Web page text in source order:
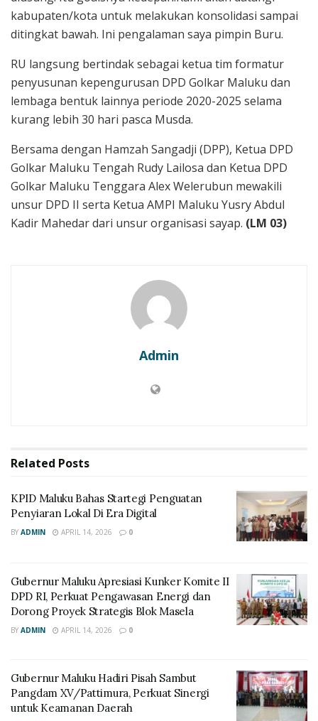
kabupaten/kota untuk melakukan konsolidasi sampai
ditingkat bawah. Ini pengalaman saya pimpin Buru.
RU langsung bertindak sebagai ketua tim formatur
penyusunan kepengurusan DPD Golkar Maluku dan
lembaga bentuk lainnya periode 2020-2025 selama
kurang lebih 30 hari pasca Musda.
Bersama dengan Hamzah Sangadji (DPP), Ketua DPD
Golkar Maluku Tengah Rudy Lailosa dan Ketua DPD
Golkar Maluku Tenggara Alex Welerubun mewakili
unsur DPD II serta Ketua AMPI Maluku Yusry Abdul
Kadir Mahedar dari unsur organisasi sayap. (LM 03)
Admin
Related Posts
KPID Maluku Bahas Startegi Penguatan
Penyiaran Lokal Di Era Digital
BY ADMIN APRIL 14, 2026 0
Gubernur Maluku Apresiasi Kunker Komite II
DPD RI, Perkuat Pengawasan Energi dan
Dorong Proyek Strategis Blok Masela
BY ADMIN APRIL 14, 2026 0
Gubernur Maluku Hadiri Pisah Sambut
Pangdam XV/Pattimura, Perkuat Sinergi
untuk Keamanan Daerah